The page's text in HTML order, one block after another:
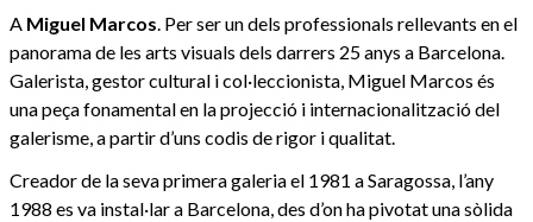
A Miguel Marcos. Per ser un dels professionals rellevants en el
panorama de les arts visuals dels darrers 25 anys a Barcelona.
Galerista, gestor cultural i col·leccionista, Miguel Marcos és
una peça fonamental en la projecció i internacionalització del
galerisme, a partir d’uns codis de rigor i qualitat.
Creador de la seva primera galeria el 1981 a Saragossa, l’any
1988 es va instal·lar a Barcelona, des d’on ha pivotat una sòlida